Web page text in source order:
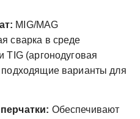
MIG/MAG
сварка в среде
TIG (аргонодуговая
варианты для
Обеспечивают